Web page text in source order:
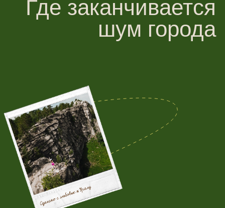
Центр отдыха «Аракуль» создавался
не просто как гостиница у озера, а как
дом для тех, кто ищет вдохновение
в природе, тишине и простых вещах.
и начинается
шелест сосен